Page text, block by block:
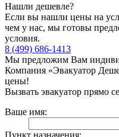
Нашли дешевле?
Если вы нашли цены на
чем у нас, мы готовы
условия.
8 (499) 686-1413
Мы предложим Вам
Компания «Эвакуатор
цены!
Вызвать эвакуатор прямо
Ваше имя: